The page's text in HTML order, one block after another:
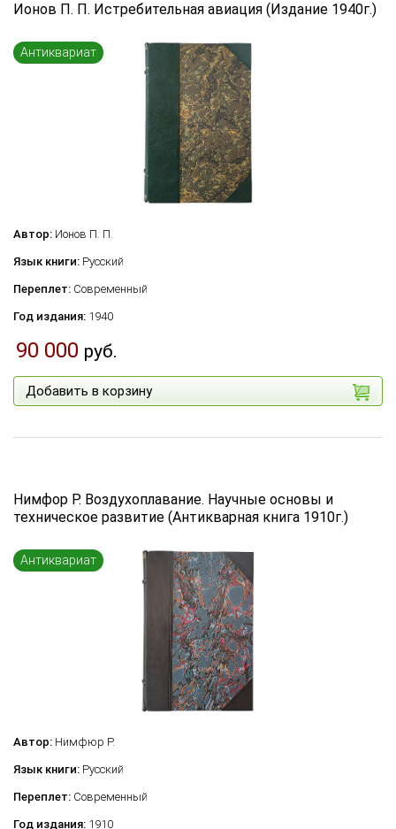
Ионов П. П. Истребительная авиация (Издание 1940г.)
Антиквариат
Автор: Ионов П. П.
Язык книги: Русский
Переплет: Современный
Год издания: 1940
90 000 руб.
Добавить в корзину
Нимфор Р. Воздухоплавание. Научные основы и
техническое развитие (Антикварная книга 1910г.)
Антиквариат
Автор: Нимфюр Р.
Язык книги: Русский
Переплет: Современный
Год издания: 1910